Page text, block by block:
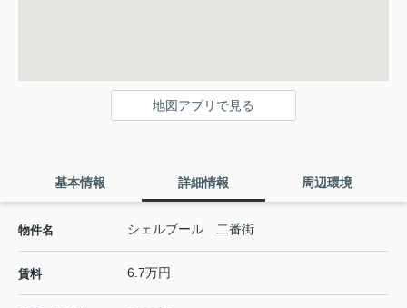
地図アプリで見る
基本情報 詳細情報 周辺環境
物件名 シェルブール 二番街
賃料 6.7万円